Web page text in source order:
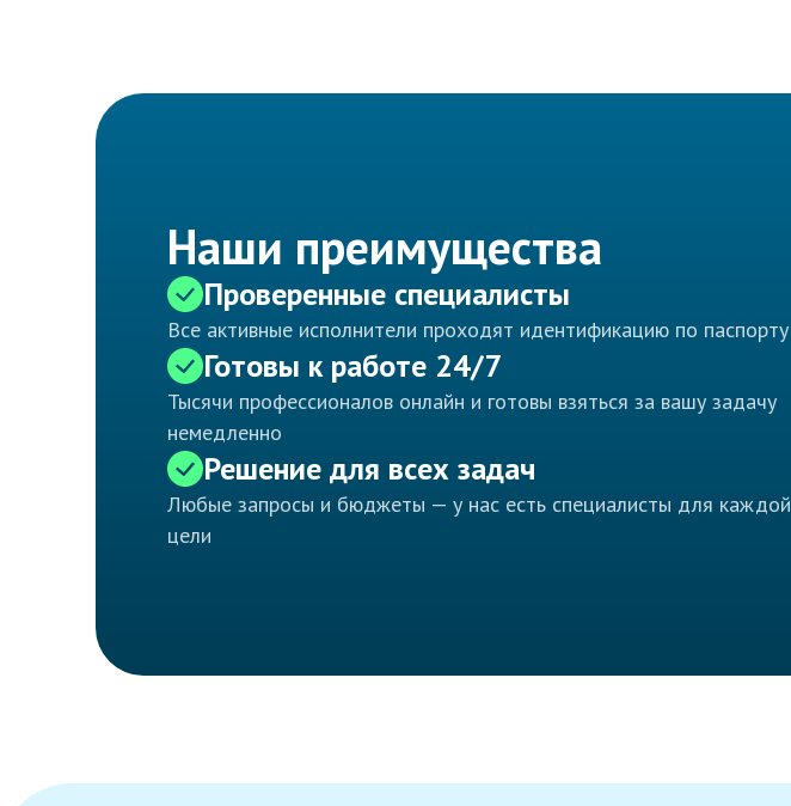
Наши преимущества
Проверенные специалисты
Все активные исполнители проходят идентификацию по паспорту
Готовы к работе 24/7
Тысячи профессионалов онлайн и готовы взяться за вашу задачу
немедленно
Решение для всех задач
Любые запросы и бюджеты — у нас есть специалисты для каждой
цели